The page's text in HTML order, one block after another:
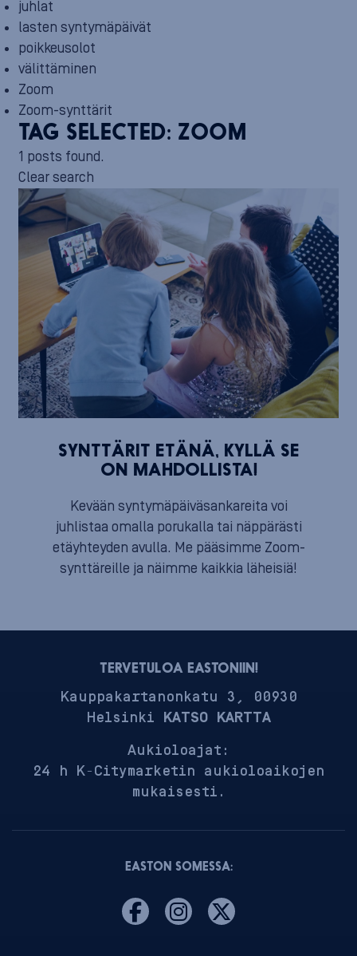
juhlat
lasten syntymäpäivät
poikkeusolot
välittäminen
Zoom
Zoom-synttärit
TAG SELECTED: ZOOM
1 posts found.
Clear search
SYNTTÄRIT ETÄNÄ, KYLLÄ SE
ON MAHDOLLISTA!
Kevään syntymäpäiväsankareita voi
juhlistaa omalla porukalla tai näppärästi
etäyhteyden avulla. Me pääsimme Zoom-
synttäreille ja näimme kaikkia läheisiä!
TERVETULOA EASTONIIN!
Kauppakartanonkatu 3, 00930
Helsinki KATSO KARTTA
Aukioloajat:
24 h K-Citymarketin aukioloaikojen
mukaisesti.
EASTON SOMESSA: